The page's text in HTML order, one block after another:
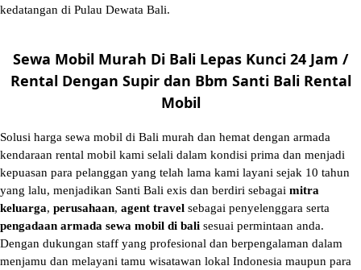
kedatangan di Pulau Dewata Bali.
Sewa Mobil Murah Di Bali Lepas Kunci 24 Jam /
Rental Dengan Supir dan Bbm Santi Bali Rental
Mobil
Solusi harga sewa mobil di Bali murah dan hemat dengan armada
kendaraan rental mobil kami selali dalam kondisi prima dan menjadi
kepuasan para pelanggan yang telah lama kami layani sejak 10 tahun
yang lalu, menjadikan Santi Bali exis dan berdiri sebagai mitra
keluarga, perusahaan, agent travel sebagai penyelenggara serta
pengadaan armada sewa mobil di bali sesuai permintaan anda.
Dengan dukungan staff yang profesional dan berpengalaman dalam
menjamu dan melayani tamu wisatawan lokal Indonesia maupun para